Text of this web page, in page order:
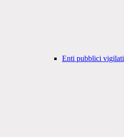
Enti pubblici vigilati